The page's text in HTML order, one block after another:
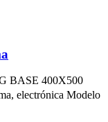
BASE 400X500
electrónica Modelo